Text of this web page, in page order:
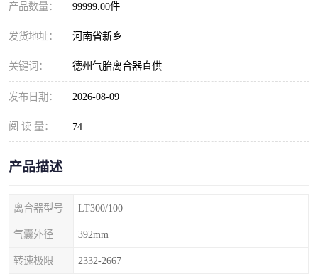
产品数量： 99999.00件
发货地址： 河南省新乡
关键词： 德州气胎离合器直供
发布日期： 2026-08-09
阅 读 量： 74
产品描述
离合器型号 LT300/100
气囊外径 392mm
转速极限 2332-2667